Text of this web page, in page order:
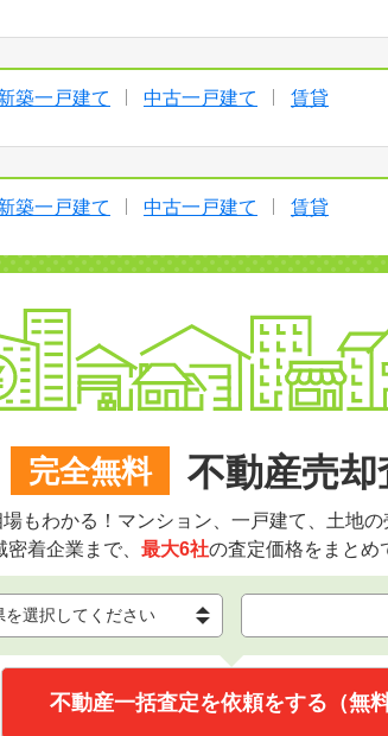
築一戸建て 中古一戸建て 賃貸
築一戸建て 中古一戸建て 賃貸
完全無料 不動産売却
もわかる！マンション、一戸建て、土地の
着企業まで、 最大6社の査定価格をまとめ
不動産一括査定を依頼をする（無料